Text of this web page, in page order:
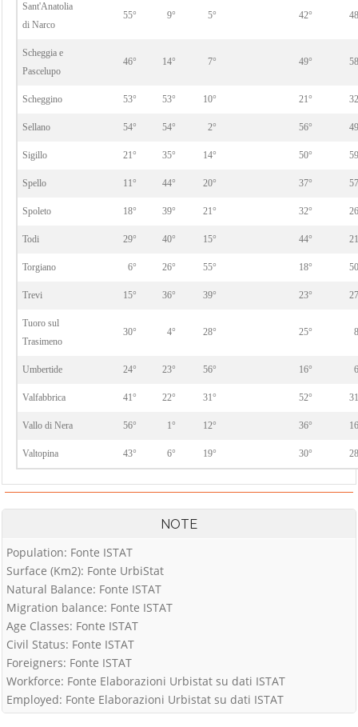
Sant'Anatolia
di Narco
55° 9° 5° 42°
Scheggia e
Pascelupo
46° 14° 7° 49°
Scheggino 53° 53° 10° 21°
Sellano 54° 54° 2° 56°
Sigillo 21° 35° 14° 50°
Spello 11° 44° 20° 37°
Spoleto 18° 39° 21° 32°
Todi 29° 40° 15° 44°
Torgiano 6° 26° 55° 18°
Trevi 15° 36° 39° 23°
Tuoro sul
Trasimeno
30° 4° 28° 25°
Umbertide 24° 23° 56° 16°
Valfabbrica 41° 22° 31° 52°
Vallo di Nera 56° 1° 12° 36°
Valtopina 43° 6° 19° 30°
NOTE
Population: Fonte ISTAT
Surface (Km2): Fonte UrbiStat
Natural Balance: Fonte ISTAT
Migration balance: Fonte ISTAT
Age Classes: Fonte ISTAT
Civil Status: Fonte ISTAT
Foreigners: Fonte ISTAT
Workforce: Fonte Elaborazioni Urbistat su dati ISTAT
Employed: Fonte Elaborazioni Urbistat su dati ISTAT